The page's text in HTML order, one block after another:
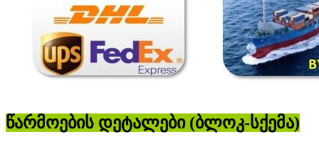
წარმოების დეტალები (ბლოკ-სქემა)